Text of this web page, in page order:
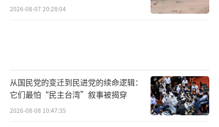
2026-08-07 20:28:04
从国民党的变迁到民进党的续命逻辑：
它们最怕“民主台湾”叙事被揭穿
2026-08-08 10:47:35